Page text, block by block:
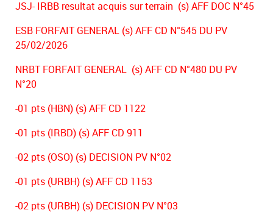
JSJ- IRBB resultat acquis sur terrain (s) AFF DOC N°45
ESB FORFAIT GENERAL (s) AFF CD N°545 DU PV
25/02/2026
NRBT FORFAIT GENERAL (s) AFF CD N°480 DU PV
N°20
-01 pts (HBN) (s) AFF CD 1122
-01 pts (IRBD) (s) AFF CD 911
-02 pts (OSO) (s) DECISION PV N°02
-01 pts (URBH) (s) AFF CD 1153
-02 pts (URBH) (s) DECISION PV N°03